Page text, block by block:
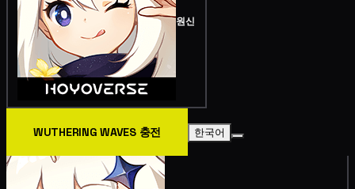
원신
WUTHERING WAVES 충전 한국어